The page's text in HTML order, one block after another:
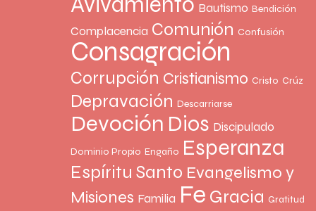
Bautismo Bendición
Complacencia Comunión Confusión
Consagración
Corrupción Cristianismo Cristo Crúz
Depravación Descarriarse
Devoción Dios Discipulado
Dominio Propio Engaño Esperanza
Espíritu Santo Evangelismo y
Misiones Familia Fe Gracia Gratitud